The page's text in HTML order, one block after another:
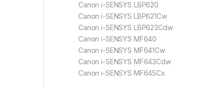
Canon i-SENSYS LBP620
Canon i-SENSYS LBP621Cw
Canon i-SENSYS LBP623Cdw
Canon i-SENSYS MF640
Canon i-SENSYS MF641Cw
Canon i-SENSYS MF643Cdw
Canon i-SENSYS MF645Cx